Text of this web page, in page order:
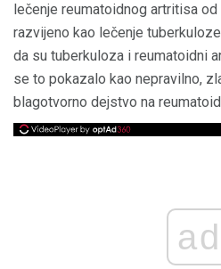
lečenje reumatoidnog artritisa
razvijeno kao lečenje
da su tuberkuloza i reumatoidni
se to pokazalo kao nepravilno,
blagotvorno dejstvo na
ad